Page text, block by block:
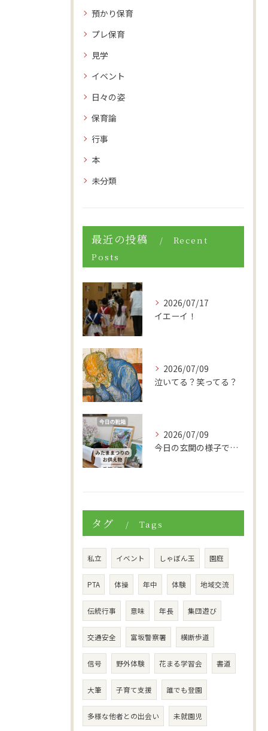
預かり保育
プレ保育
見学
イベント
日々の姿
保育論
行事
本
未分類
最近の投稿
Recent
Posts
2026/07/17
イエーイ！
2026/07/09
泣いてる？笑ってる？
2026/07/09
今日の玄関の様子です。
タグ Tags
私立 イベント しゃぼん玉 園庭
PTA 体操 年中 体験 地域交流
伝統行事 意味 年長 集団遊び
交通安全 富坂警察署 横断歩道
信号 野外体験 花まる学習会 書道
大筆 子育て支援 誰でも登園
多様な他者との出会い 未就園児